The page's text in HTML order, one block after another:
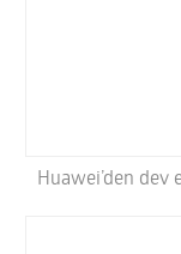
Huawei’den dev